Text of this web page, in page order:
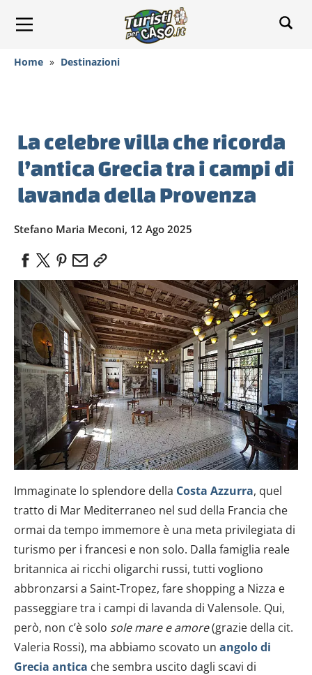
Home » Destinazioni
La celebre villa che ricorda
l’antica Grecia tra i campi di
lavanda della Provenza
Stefano Maria Meconi, 12 Ago 2025
Immaginate lo splendore della Costa Azzurra, quel
tratto di Mar Mediterraneo nel sud della Francia che
ormai da tempo immemore è una meta privilegiata di
turismo per i francesi e non solo. Dalla famiglia reale
britannica ai ricchi oligarchi russi, tutti vogliono
abbronzarsi a Saint-Tropez, fare shopping a Nizza e
passeggiare tra i campi di lavanda di Valensole. Qui,
però, non c’è solo sole mare e amore(grazie della cit.
Valeria Rossi), ma abbiamo scovato un angolo di
Grecia antica che sembra uscito dagli scavi di